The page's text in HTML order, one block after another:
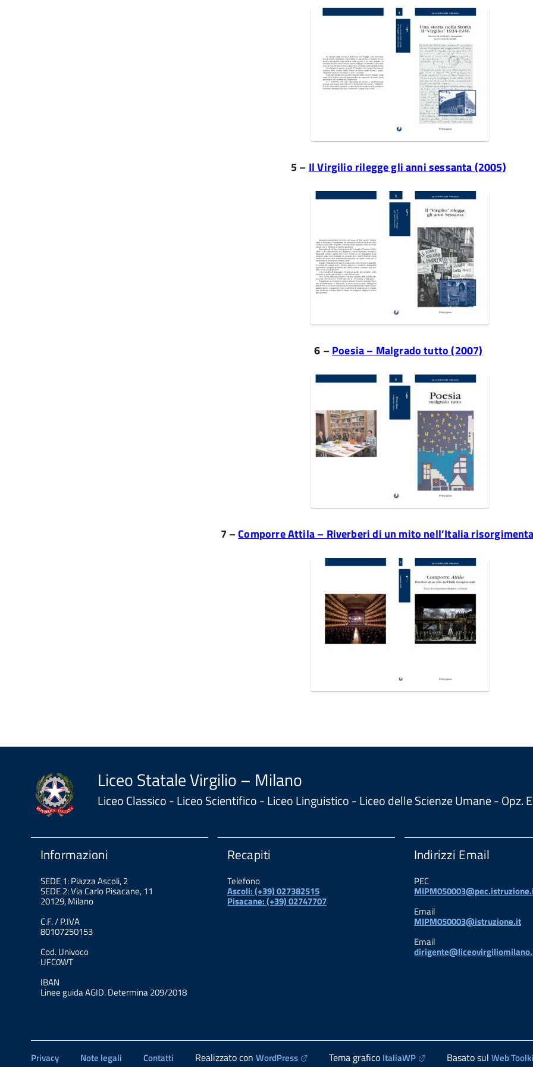
5 – Il Virgilio rilegge gli anni sessanta (2005)
6 – Poesia – Malgrado tutto (2007)
7 –Comporre Attila – Riverberi di un mito nell’Italia
Liceo Statale Virgilio – Milano
Liceo Classico - Liceo Scientifico - Liceo Linguistico - Liceo delle Scienze Umane - Opz.
Informazioni
SEDE 1: Piazza Ascoli, 2
SEDE 2: Via Carlo Pisacane, 11
20129, Milano
C.F. / P.IVA
80107250153
Cod. Univoco
UFC0WT
IBAN
Linee guida AGID. Determina 209/2018
Recapiti
Telefono
Ascoli: (+39) 027382515
Pisacane: (+39) 02747707
Indirizzi Email
PEC
Email
MIPM050003@istruzione.it
Email
Privacy Note legali Contatti Realizzato con WordPress Tema grafico ItaliaWP Basato sul Web